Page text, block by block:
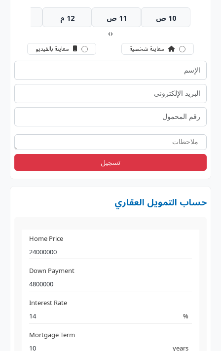
10 ص 11 ص 12 م
‹
›
معاينة شخصية معاينة بالفيديو
تسجيل
حساب التمويل العقاري
Home Price
Down Payment
Interest Rate
%
Mortgage Term
years